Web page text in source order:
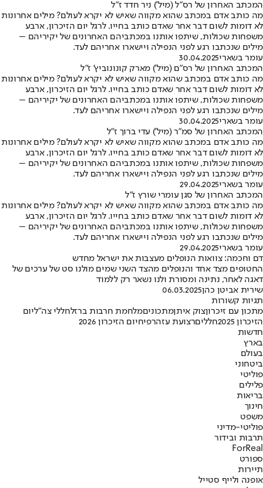
המכתב האחרון של רס"ל (מיל') ניר חדד ז"ל
מה כותב אדם במכתב שהוא מקווה שאיש לא יקרא לעולם? מילים אחרונות
לא דומות לשום דבר אחר שאדם כותב בחייו. לרגל יום הזיכרון, ארבע
משפחות שכולות, שיתפו אותנו במכתביהם האחרונים של יקיריהם –
מילים שנכתבו רגע לפני הנפילה ויישארו אחריהם לעד.
עומר בשארי30.04.2025
המכתב האחרון של רס"ם (מיל') מארק קונונוביץ' ז"ל
מה כותב אדם במכתב שהוא מקווה שאיש לא יקרא לעולם? מילים אחרונות
לא דומות לשום דבר אחר שאדם כותב בחייו. לרגל יום הזיכרון, ארבע
משפחות שכולות, שיתפו אותנו במכתביהם האחרונים של יקיריהם –
מילים שנכתבו רגע לפני הנפילה ויישארו אחריהם לעד.
עומר בשארי30.04.2025
המכתב האחרון של סמ"ר (מיל') עדי ברוך ז"ל
מה כותב אדם במכתב שהוא מקווה שאיש לא יקרא לעולם? מילים אחרונות
לא דומות לשום דבר אחר שאדם כותב בחייו. לרגל יום הזיכרון, ארבע
משפחות שכולות, שיתפו אותנו במכתביהם האחרונים של יקיריהם –
מילים שנכתבו רגע לפני הנפילה ויישארו אחריהם לעד.
עומר בשארי29.04.2025
המכתב האחרון של סגן עומרי שורץ ז"ל
מה כותב אדם במכתב שהוא מקווה שאיש לא יקרא לעולם? מילים אחרונות
לא דומות לשום דבר אחר שאדם כותב בחייו. לרגל יום הזיכרון, ארבע
משפחות שכולות, שיתפו אותנו במכתביהם האחרונים של יקיריהם –
מילים שנכתבו רגע לפני הנפילה ויישארו אחריהם לעד.
עומר בשארי29.04.2025
דם וחכמה: צוואות הנופלים מעצבות את ישראל מחדש
החטופים מצד אחד והנופלים מהצד השני שמים מולנו סט של ערכים של
דאגה לאחר, נתינה ומסורת ולנו נשאר רק ללמוד
שירית אביטן כהן06.03.2025
תגיות קשורות
מתכון עם זיכרוןצוק איתןמתכוניםמלחמת חרבות ברזלחללי צה"ליום
הזיכרון 2025
חלליםרצועת עזהרפיחיום הזיכרון 2026
חדשות
בארץ
בעולם
ביטחוני
פוליטי
פלילים
בריאות
חינוך
משפט
פוליטי-מדיני
תרבות ובידור
ForReal
ספורט
תיירות
אופנה ולייף סטייל